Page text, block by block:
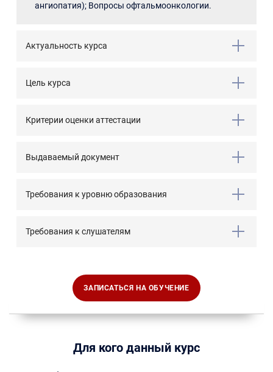
ангиопатия); Вопросы офтальмоонкологии.
Актуальность курса
Цель курса
Критерии оценки аттестации
Выдаваемый документ
Требования к уровню образования
Требования к слушателям
ЗАПИСАТЬСЯ НА ОБУЧЕНИЕ
Для кого данный курс